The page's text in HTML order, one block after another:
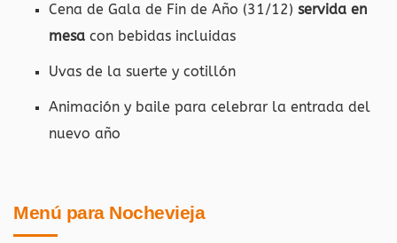
Cena de Gala de Fin de Año (31/12) servida en
mesa con bebidas incluidas
Uvas de la suerte y cotillón
Animación y baile para celebrar la entrada del
nuevo año
Menú para Nochevieja